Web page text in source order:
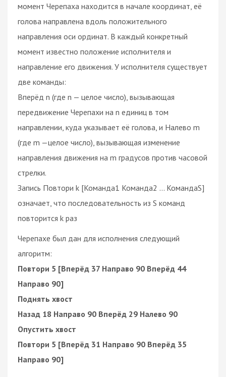
момент Черепаха находится в начале координат, её
голова направлена вдоль положительного
направления оси ординат. В каждый конкретный
момент известно положение исполнителя и
направление его движения. У исполнителя существует
две команды:
Вперёд n (где n — целое число), вызывающая
передвижение Черепахи на n единиц в том
направлении, куда указывает её голова, и Налево m
(где m —целое число), вызывающая изменение
направления движения на m градусов против часовой
стрелки.
Запись Повтори k [Команда1 Команда2 ... КомандаS]
означает, что последовательность из S команд
повторится k раз
Черепахе был дан для исполнения следующий
алгоритм:
Повтори 5 [Вперёд 37 Направо 90 Вперёд 44
Направо 90]
Поднять хвост
Назад 18 Направо 90 Вперёд 29 Налево 90
Опустить хвост
Повтори 5 [Вперёд 31 Направо 90 Вперёд 35
Направо 90]